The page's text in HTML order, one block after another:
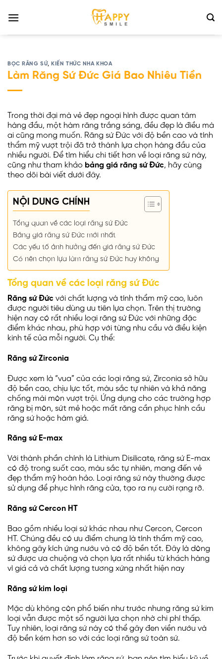
qua
nội
dung
BỌC RĂNG SỨ, KIẾN THỨC NHA KHOA
Làm Răng Sứ Đức Giá Bao Nhiêu Tiền
Trong thời đại mà vẻ đẹp ngoại hình được quan tâm
hàng đầu, một hàm răng trắng sáng, đều đẹp là điều mà
ai cũng mong muốn. Răng sứ Đức với độ bền cao và tính
thẩm mỹ vượt trội đã trở thành lựa chọn hàng đầu của
nhiều người. Để tìm hiểu chi tiết hơn về loại răng sứ này,
cũng như tham khảo bảng giá răng sứ Đức, hãy cùng
theo dõi bài viết dưới đây.
NỘI DUNG CHÍNH
Tổng quan về các loại răng sứ Đức
Bảng giá răng sứ Đức mới nhất
Các yếu tố ảnh hưởng đến giá răng sứ Đức
Có nên chọn lựa làm răng sứ Đức hay không
Tổng quan về các loại răng sứ Đức
Răng sứ Đức với chất lượng và tính thẩm mỹ cao, luôn
được người tiêu dùng ưu tiên lựa chọn. Trên thị trường
hiện nay có rất nhiều loại răng sứ Đức với những đặc
điểm khác nhau, phù hợp với từng nhu cầu và điều kiện
kinh tế của mỗi người. Cụ thể:
Răng sứ Zirconia
Được xem là “vua” của các loại răng sứ, Zirconia sở hữu
độ bền cao, chịu lực tốt, màu sắc tự nhiên và khả năng
chống mài mòn vượt trội. Ứng dụng cho các trường hợp
răng bị mòn, sứt mẻ hoặc mất răng cần phục hình cầu
răng sứ hoặc hàm giả.
Răng sứ E-max
Với thành phần chính là Lithium Disilicate, răng sứ E-max
có độ trong suốt cao, màu sắc tự nhiên, mang đến vẻ
đẹp thẩm mỹ hoàn hảo. Loại răng sứ này thường được
sử dụng để phục hình răng cửa, tạo ra nụ cười rạng rỡ.
Răng sứ Cercon HT
Bao gồm nhiều loại sứ khác nhau như Cercon, Cercon
HT. Chúng đều có ưu điểm chung là tính thẩm mỹ cao,
không gây kích ứng nướu và có độ bền tốt. Đây là dòng
sứ được ưa chuộng và chọn lựa rất nhiều từ khách hàng
vì giá cả và chất lượng tương xứng nhất hiện nay
Răng sứ kim loại
Mặc dù không còn phổ biến như trước nhưng răng sứ kim
loại vẫn được một số người lựa chọn nhờ chi phí thấp.
Tuy nhiên, loại răng sứ này có thể gây đen viền nướu và
độ bền kém hơn so với các loại răng sứ toàn sứ.